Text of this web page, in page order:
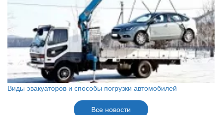
Виды эвакуаторов и способы погрузки автомобилей
Все новости